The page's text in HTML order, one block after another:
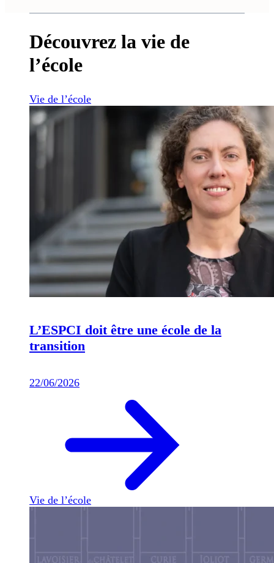
Découvrez la vie de
l’école
Vie de l’école
L’ESPCI doit être une école de la
transition
22/06/2026
Vie de l’école